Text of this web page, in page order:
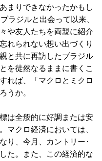
まりできなかったかもし
ラジルと出会って以来、
や友人たちを両親に紹介
れられない想い出づくり
と共に再訪したブラジル
を徒然なるままに書くこ
れば、「マクロとミクロ
うか。
は全般的に好調または安
マクロ経済においては、
り、今月、カントリー･
た。また、この経済的な